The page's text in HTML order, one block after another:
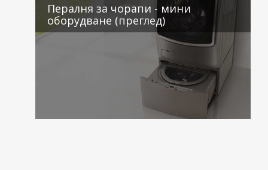
Пералня за чорапи - мини
оборудване (преглед)